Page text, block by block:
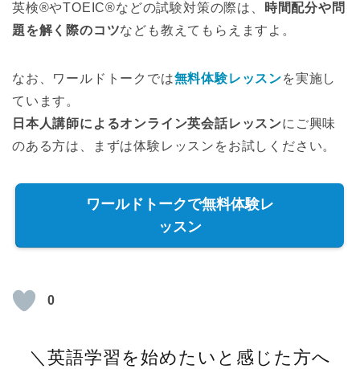
英検®やTOEIC®などの試験対策の際は、
時間配分や問
題を解く際のコツなども教えてもらえますよ。
なお、ワールドトークでは無料体験レッスンを実施し
ています。
日本人講師によるオンライン英会話レッスンにご興味
のある方は、まずは体験レッスンをお試しください。
ワールドトークで無料体験レ
ッスン
0
＼英語学習を始めたいと感じた方へ